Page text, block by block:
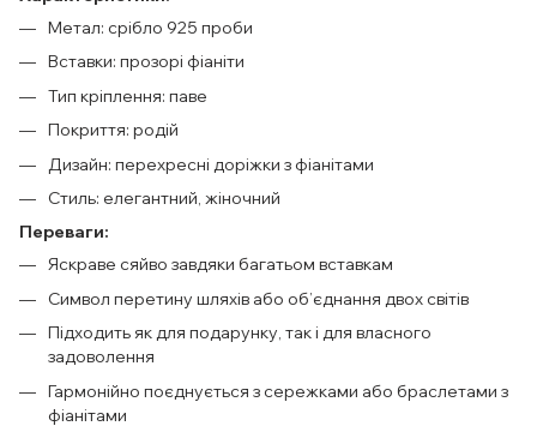
Метал: срібло 925 проби
Вставки: прозорі фіаніти
Тип кріплення: паве
Покриття: родій
Дизайн: перехресні доріжки з фіанітами
Стиль: елегантний, жіночний
Переваги:
Яскраве сяйво завдяки багатьом вставкам
Символ перетину шляхів або об’єднання двох світів
Підходить як для подарунку, так і для власного
задоволення
Гармонійно поєднується з сережками або браслетами з
фіанітами